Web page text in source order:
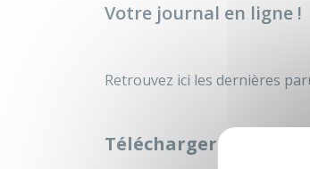
Votre journal en ligne !
Retrouvez ici les dernières
Télécharger